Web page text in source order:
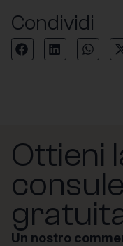
Condividi
Ottieni
Un nostro